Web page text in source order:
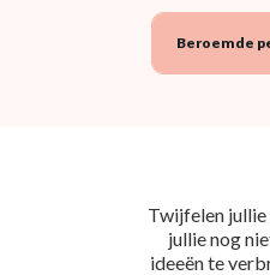
Beroemde
Twijfelen jullie
jullie nog
ideeën te